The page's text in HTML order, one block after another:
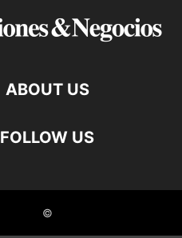
ABOUT US
FOLLOW US
©